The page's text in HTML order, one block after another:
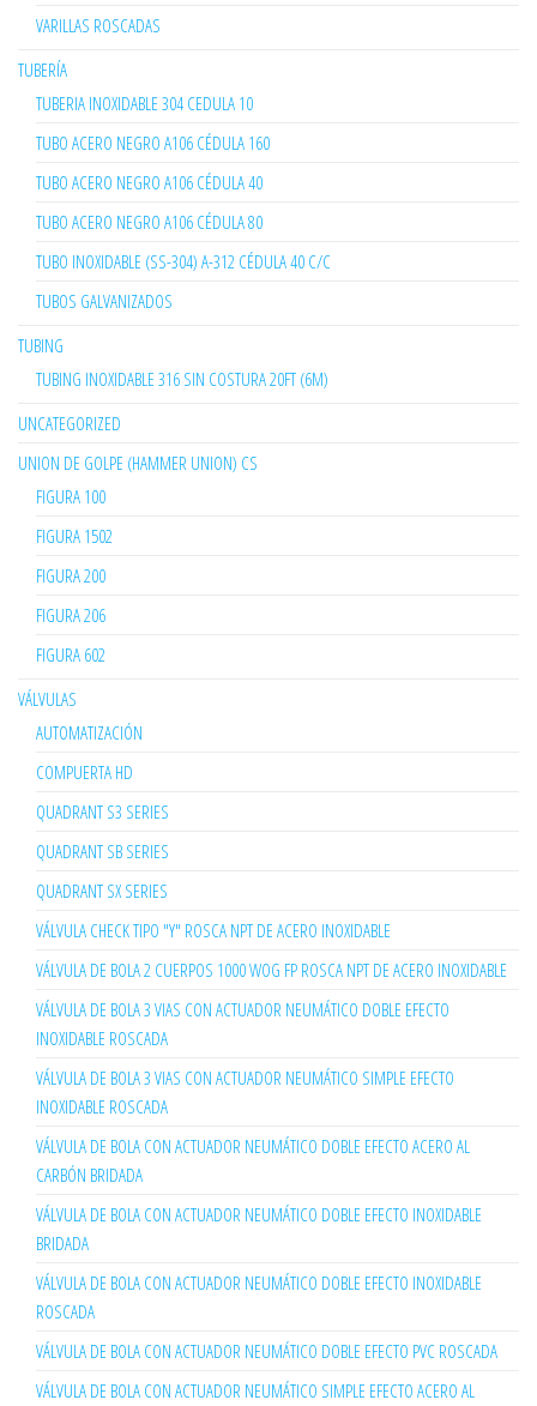
VARILLAS ROSCADAS
TUBERÍA
TUBERIA INOXIDABLE 304 CEDULA 10
TUBO ACERO NEGRO A106 CÉDULA 160
TUBO ACERO NEGRO A106 CÉDULA 40
TUBO ACERO NEGRO A106 CÉDULA 80
TUBO INOXIDABLE (SS-304) A-312 CÉDULA 40 C/C
TUBOS GALVANIZADOS
TUBING
TUBING INOXIDABLE 316 SIN COSTURA 20FT (6M)
UNCATEGORIZED
UNION DE GOLPE (HAMMER UNION) CS
FIGURA 100
FIGURA 1502
FIGURA 200
FIGURA 206
FIGURA 602
VÁLVULAS
AUTOMATIZACIÓN
COMPUERTA HD
QUADRANT S3 SERIES
QUADRANT SB SERIES
QUADRANT SX SERIES
VÁLVULA CHECK TIPO "Y" ROSCA NPT DE ACERO INOXIDABLE
VÁLVULA DE BOLA 2 CUERPOS 1000 WOG FP ROSCA NPT DE ACERO INOXIDABLE
VÁLVULA DE BOLA 3 VIAS CON ACTUADOR NEUMÁTICO DOBLE EFECTO
INOXIDABLE ROSCADA
VÁLVULA DE BOLA 3 VIAS CON ACTUADOR NEUMÁTICO SIMPLE EFECTO
INOXIDABLE ROSCADA
VÁLVULA DE BOLA CON ACTUADOR NEUMÁTICO DOBLE EFECTO ACERO AL
CARBÓN BRIDADA
VÁLVULA DE BOLA CON ACTUADOR NEUMÁTICO DOBLE EFECTO INOXIDABLE
BRIDADA
VÁLVULA DE BOLA CON ACTUADOR NEUMÁTICO DOBLE EFECTO INOXIDABLE
ROSCADA
VÁLVULA DE BOLA CON ACTUADOR NEUMÁTICO DOBLE EFECTO PVC ROSCADA
VÁLVULA DE BOLA CON ACTUADOR NEUMÁTICO SIMPLE EFECTO ACERO AL